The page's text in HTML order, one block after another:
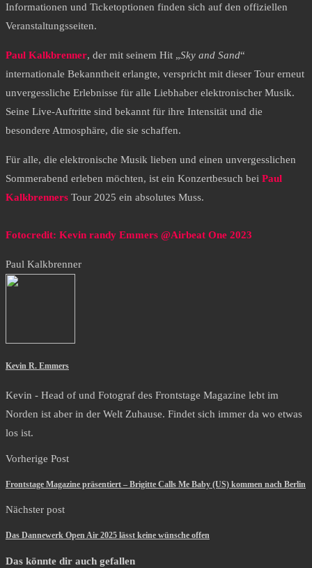
Informationen und Ticketoptionen finden sich auf den offiziellen
Veranstaltungsseiten.​
Paul Kalkbrenner, der mit seinem Hit „Sky and Sand“
internationale Bekanntheit erlangte, verspricht mit dieser Tour erneut
unvergessliche Erlebnisse für alle Liebhaber elektronischer Musik.
Seine Live-Auftritte sind bekannt für ihre Intensität und die
besondere Atmosphäre, die sie schaffen.
Für alle, die elektronische Musik lieben und einen unvergesslichen
Sommerabend erleben möchten, ist ein Konzertbesuch bei Paul
Kalkbrenners Tour 2025 ein absolutes Muss.
Fotocredit: Kevin randy Emmers @Airbeat One 2023
Paul Kalkbrenner
Kevin R. Emmers
Kevin - Head of und Fotograf des Frontstage Magazine lebt im
Norden ist aber in der Welt Zuhause. Findet sich immer da wo etwas
los ist.
Vorherige Post
Frontstage Magazine präsentiert – Brigitte Calls Me Baby (US) kommen nach Berlin
Nächster post
Das Dannewerk Open Air 2025 lässt keine wünsche offen
Das könnte dir auch gefallen